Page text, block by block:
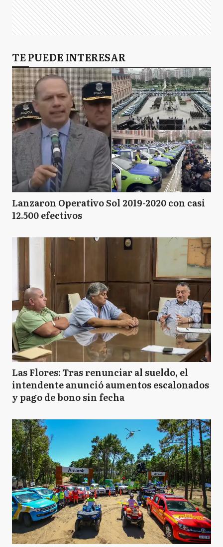
TE PUEDE INTERESAR
Lanzaron Operativo Sol 2019-2020 con casi
12.500 efectivos
Las Flores: Tras renunciar al sueldo, el
intendente anunció aumentos escalonados
y pago de bono sin fecha